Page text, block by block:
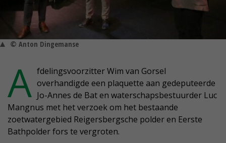
© Anton Dingemanse
A fdelingsvoorzitter Wim van Gorsel
overhandigde een plaquette aan gedeputeerde
Jo-Annes de Bat en waterschapsbestuurder Luc
Mangnus met het verzoek om het bestaande
zoetwatergebied Reigersbergsche polder en Eerste
Bathpolder fors te vergroten.